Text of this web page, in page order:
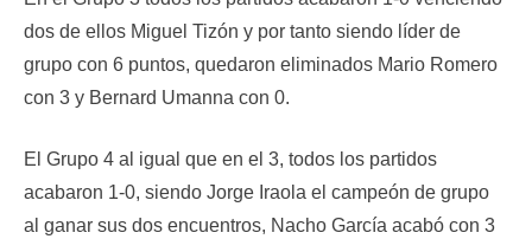
dos de ellos Miguel Tizón y por tanto siendo líder de
grupo con 6 puntos, quedaron eliminados Mario Romero
con 3 y Bernard Umanna con 0.
El Grupo 4 al igual que en el 3, todos los partidos
acabaron 1-0, siendo Jorge Iraola el campeón de grupo
al ganar sus dos encuentros, Nacho García acabó con 3